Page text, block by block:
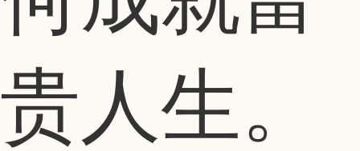
贵人生。